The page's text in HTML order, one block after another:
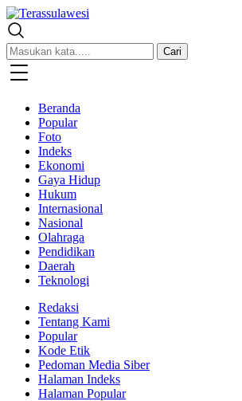
Terassulawesi
Kabar Menginspirasi
Cari
Beranda
Popular
Foto
Indeks
Ekonomi
Gaya Hidup
Hukum
Internasional
Nasional
Olahraga
Pendidikan
Daerah
Teknologi
Redaksi
Tentang Kami
Popular
Kode Etik
Pedoman Media Siber
Halaman Indeks
Halaman Popular